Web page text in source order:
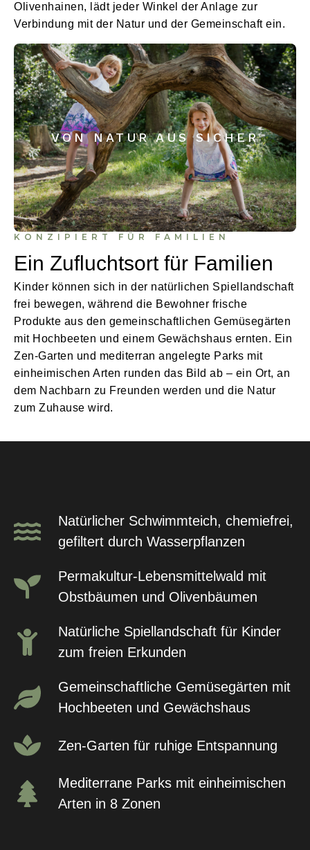
Olivenhainen, lädt jeder Winkel der Anlage zur
Verbindung mit der Natur und der Gemeinschaft ein.
KONZIPIERT FÜR FAMILIEN
Ein Zufluchtsort für Familien
Kinder können sich in der natürlichen Spiellandschaft
frei bewegen, während die Bewohner frische
Produkte aus den gemeinschaftlichen Gemüsegärten
mit Hochbeeten und einem Gewächshaus ernten. Ein
Zen-Garten und mediterran angelegte Parks mit
einheimischen Arten runden das Bild ab – ein Ort, an
dem Nachbarn zu Freunden werden und die Natur
zum Zuhause wird.
VON NATUR AUS SICHER
Natürlicher Schwimmteich, chemiefrei,
gefiltert durch Wasserpflanzen
Permakultur-Lebensmittelwald mit
Obstbäumen und Olivenbäumen
Natürliche Spiellandschaft für Kinder
zum freien Erkunden
Gemeinschaftliche Gemüsegärten mit
Hochbeeten und Gewächshaus
Zen-Garten für ruhige Entspannung
Mediterrane Parks mit einheimischen
Arten in 8 Zonen